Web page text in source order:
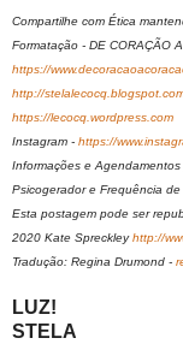
Compartilhe com Ética
Formatação - DE CORAÇÃO
https://
http://
https://lecocq.wordpress.com
Instagram - https://
Informações e
Psicogerador e Frequência de
Esta postagem pode ser
2020 Kate Spreckleyhttp://
Tradução: Regina Drumond -
LUZ!
STELA